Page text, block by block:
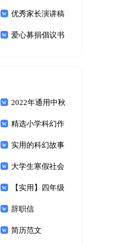
优秀家长演讲稿
爱心募捐倡议书
2022年通用中秋
节祝词合集85句
精选小学科幻作
文合集十篇
实用的科幻故事
作文汇总六篇
大学生寒假社会
实践报告【精】
【实用】四年级
叙事作文4篇
辞职信
简历范文